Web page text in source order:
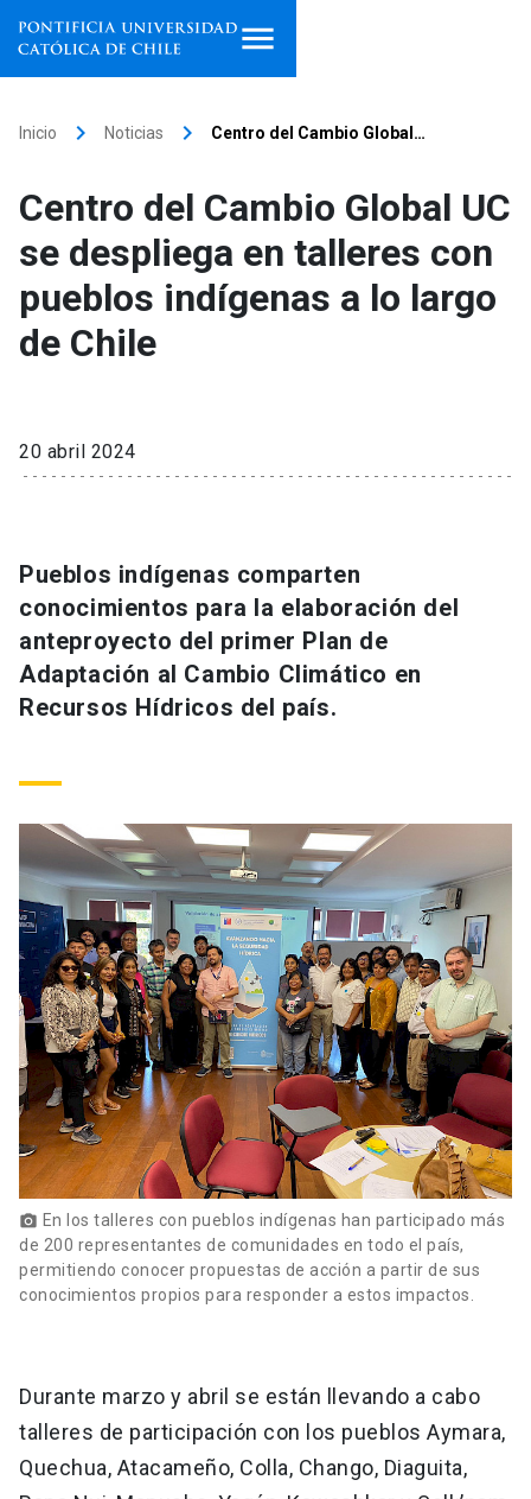
Facultades, escuelas e
institutos
Investigación
Información para keyboard_arrow_down
Futuros estudiantes
Académicos
Personal
Alumni launch
Padres y familia
Vecinos launch
Go to english site launch
Mi Cuenta UC launch
Correo UC launch
Mi Portal UC launch
Medios Biblioteca launch
Donaciones launch
Inicio keyboard_arrow_right Noticias keyboard_arrow_right Centro del Cambio Global…
Centro del Cambio Global UC
se despliega en talleres con
pueblos indígenas a lo largo
de Chile
20 abril 2024
Pueblos indígenas comparten
conocimientos para la elaboración del
anteproyecto del primer Plan de
Adaptación al Cambio Climático en
Recursos Hídricos del país.
photo_camera En los talleres con pueblos indígenas han participado más
de 200 representantes de comunidades en todo el país,
permitiendo conocer propuestas de acción a partir de sus
conocimientos propios para responder a estos impactos.
Durante marzo y abril se están llevando a cabo
talleres de participación con los pueblos Aymara,
Quechua, Atacameño, Colla, Chango, Diaguita,